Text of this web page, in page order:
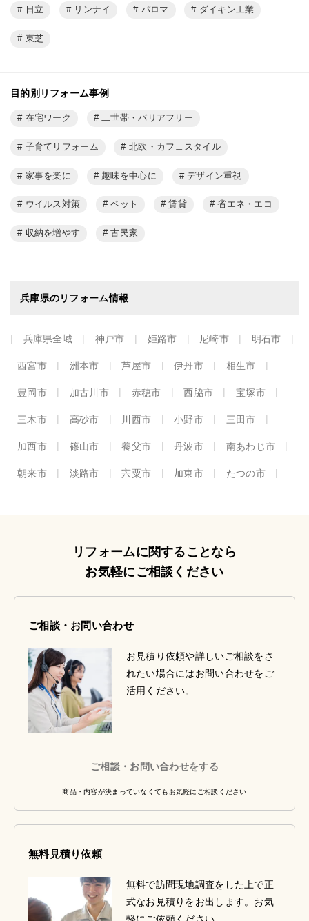
日立 リンナイ パロマ ダイキン工業
東芝
目的別リフォーム事例
在宅ワーク 二世帯・バリアフリー
子育てリフォーム 北欧・カフェスタイル
家事を楽に 趣味を中心に デザイン重視
ウイルス対策 ペット 賃貸 省エネ・エコ
収納を増やす 古民家
兵庫県のリフォーム情報
兵庫県全域 神戸市 姫路市 尼崎市 明石市
西宮市 洲本市 芦屋市 伊丹市 相生市
豊岡市 加古川市 赤穂市 西脇市 宝塚市
三木市 高砂市 川西市 小野市 三田市
加西市 篠山市 養父市 丹波市 南あわじ市
朝来市 淡路市 宍粟市 加東市 たつの市
リフォームに関することなら
お気軽にご相談ください
ご相談・お問い合わせ
お見積り依頼や詳しいご相談をさ
れたい場合にはお問い合わせをご
活用ください。
ご相談・お問い合わせをする
商品・内容が決まっていなくてもお気軽にご相談ください
無料見積り依頼
無料で訪問現地調査をした上で正
式なお見積りをお出します。お気
軽にご依頼ください。